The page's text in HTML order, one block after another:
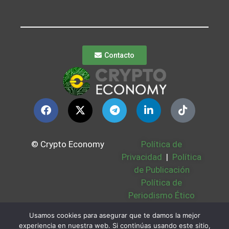
Contacto
© Crypto Economy
Política de
Privacidad | Política
de Publicación
Política de
Periodismo Ético
Bases Legales |
Usamos cookies para asegurar que te damos la mejor
experiencia en nuestra web. Si continúas usando este sitio,